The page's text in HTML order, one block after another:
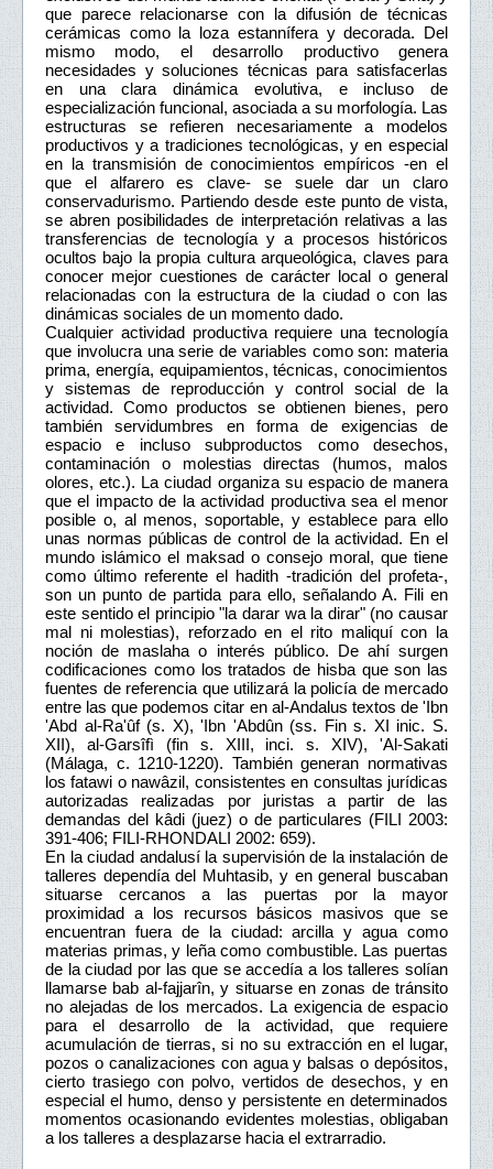
que parece relacionarse con la difusión de técnicas
cerámicas como la loza estannífera y decorada. Del
mismo modo, el desarrollo productivo genera
necesidades y soluciones técnicas para satisfacerlas
en una clara dinámica evolutiva, e incluso de
especialización funcional, asociada a su morfología. Las
estructuras se refieren necesariamente a modelos
productivos y a tradiciones tecnológicas, y en especial
en la transmisión de conocimientos empíricos -en el
que el alfarero es clave- se suele dar un claro
conservadurismo. Partiendo desde este punto de vista,
se abren posibilidades de interpretación relativas a las
transferencias de tecnología y a procesos históricos
ocultos bajo la propia cultura arqueológica, claves para
conocer mejor cuestiones de carácter local o general
relacionadas con la estructura de la ciudad o con las
dinámicas sociales de un momento dado.
Cualquier actividad productiva requiere una tecnología
que involucra una serie de variables como son: materia
prima, energía, equipamientos, técnicas, conocimientos
y sistemas de reproducción y control social de la
actividad. Como productos se obtienen bienes, pero
también servidumbres en forma de exigencias de
espacio e incluso subproductos como desechos,
contaminación o molestias directas (humos, malos
olores, etc.). La ciudad organiza su espacio de manera
que el impacto de la actividad productiva sea el menor
posible o, al menos, soportable, y establece para ello
unas normas públicas de control de la actividad. En el
mundo islámico el maksad o consejo moral, que tiene
como último referente el hadith -tradición del profeta-,
son un punto de partida para ello, señalando A. Fili en
este sentido el principio "la darar wa la dirar" (no causar
mal ni molestias), reforzado en el rito maliquí con la
noción de maslaha o interés público. De ahí surgen
codificaciones como los tratados de hisba que son las
fuentes de referencia que utilizará la policía de mercado
entre las que podemos citar en al-Andalus textos de 'Ibn
'Abd al-Ra'ûf (s. X), 'Ibn 'Abdûn (ss. Fin s. XI inic. S.
XII), al-Garsîfì (fin s. XIII, inci. s. XIV), 'Al-Sakati
(Málaga, c. 1210-1220). También generan normativas
los fatawi o nawâzil, consistentes en consultas jurídicas
autorizadas realizadas por juristas a partir de las
demandas del kâdi (juez) o de particulares (FILI 2003:
391-406; FILI-RHONDALI 2002: 659).
En la ciudad andalusí la supervisión de la instalación de
talleres dependía del Muhtasib, y en general buscaban
situarse cercanos a las puertas por la mayor
proximidad a los recursos básicos masivos que se
encuentran fuera de la ciudad: arcilla y agua como
materias primas, y leña como combustible. Las puertas
de la ciudad por las que se accedía a los talleres solían
llamarse bab al-fajjarîn, y situarse en zonas de tránsito
no alejadas de los mercados. La exigencia de espacio
para el desarrollo de la actividad, que requiere
acumulación de tierras, si no su extracción en el lugar,
pozos o canalizaciones con agua y balsas o depósitos,
cierto trasiego con polvo, vertidos de desechos, y en
especial el humo, denso y persistente en determinados
momentos ocasionando evidentes molestias, obligaban
a los talleres a desplazarse hacia el extrarradio.